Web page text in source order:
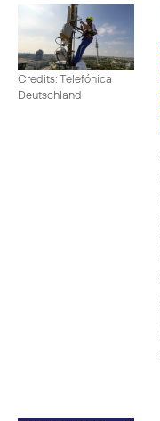
Credits: Telefónica
Deutschland